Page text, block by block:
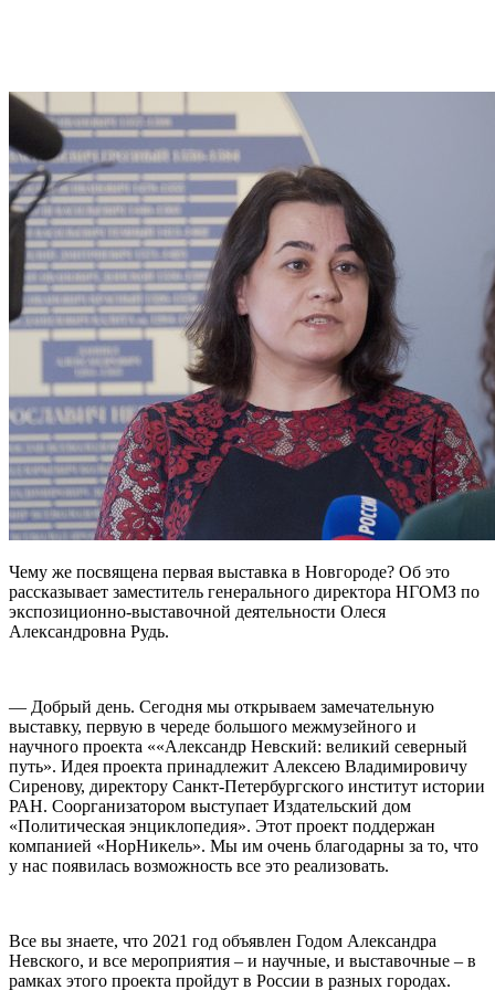
Чему же посвящена первая выставка в Новгороде? Об это
рассказывает заместитель генерального директора НГОМЗ по
экспозиционно-выставочной деятельности Олеся
Александровна Рудь.
— Добрый день. Сегодня мы открываем замечательную
выставку, первую в череде большого межмузейного и
научного проекта ««Александр Невский: великий северный
путь». Идея проекта принадлежит Алексею Владимировичу
Сиренову, директору Санкт-Петербургского институт истории
РАН. Соорганизатором выступает Издательский дом
«Политическая энциклопедия». Этот проект поддержан
компанией «НорНикель». Мы им очень благодарны за то, что
у нас появилась возможность все это реализовать.
Все вы знаете, что 2021 год объявлен Годом Александра
Невского, и все мероприятия – и научные, и выставочные – в
рамках этого проекта пройдут в России в разных городах.